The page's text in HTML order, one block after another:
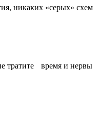
никаких «серых» схем
тратите время и нервы